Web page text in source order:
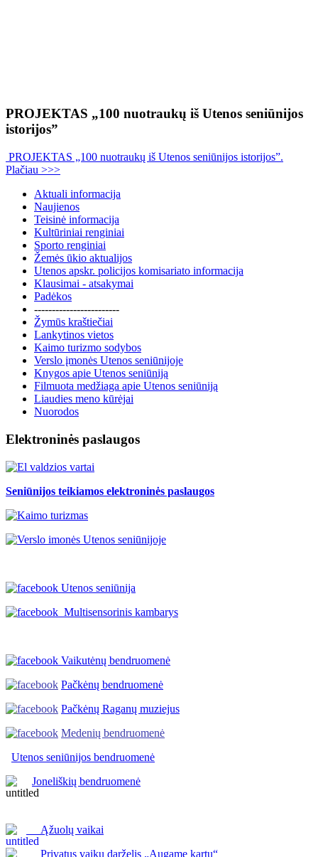
PROJEKTAS „100 nuotraukų iš Utenos seniūnijos
istorijos”
PROJEKTAS „100 nuotraukų iš Utenos seniūnijos istorijos”.
Plačiau >>>
Aktuali informacija
Naujienos
Teisinė informacija
Kultūriniai renginiai
Sporto renginiai
Žemės ūkio aktualijos
Utenos apskr. policijos komisariato informacija
Klausimai - atsakymai
Padėkos
------------------------
Žymūs kraštiečiai
Lankytinos vietos
Kaimo turizmo sodybos
Verslo įmonės Utenos seniūnijoje
Knygos apie Utenos seniūniją
Filmuota medžiaga apie Utenos seniūniją
Liaudies meno kūrėjai
Nuorodos
Elektroninės paslaugos
Seniūnijos teikiamos elektroninės paslaugos
Utenos seniūnija
Multisensorinis kambarys
Vaikutėnų bendruomenė
Pačkėnų bendruomenė
Pačkėnų Raganų muziejus
Medenių bendruomenė
Utenos seniūnijos bendruomenė
Joneliškių bendruomenė
Ąžuolų vaikai
Privatus vaikų darželis „Augame kartu“